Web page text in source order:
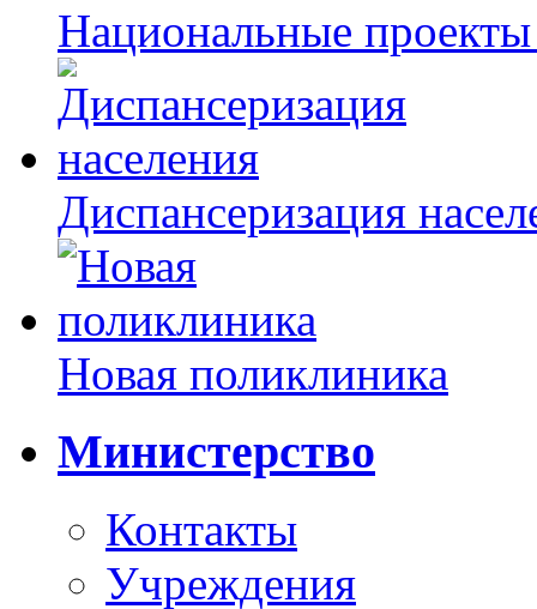
Национальные
Диспансеризация
Новая поликлиника
Министерство
Контакты
Учреждения